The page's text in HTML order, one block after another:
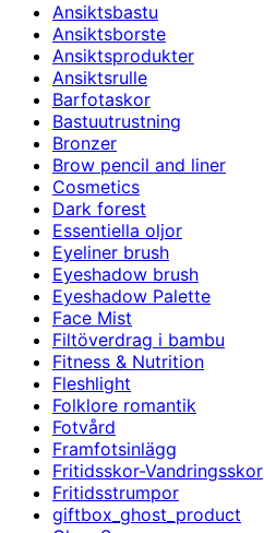
Ansiktsbastu
Ansiktsborste
Ansiktsprodukter
Ansiktsrulle
Barfotaskor
Bastuutrustning
Bronzer
Brow pencil and liner
Cosmetics
Dark forest
Essentiella oljor
Eyeliner brush
Eyeshadow brush
Eyeshadow Palette
Face Mist
Filtöverdrag i bambu
Fitness & Nutrition
Fleshlight
Folklore romantik
Fotvård
Framfotsinlägg
Fritidsskor-Vandringsskor
Fritidsstrumpor
giftbox_ghost_product